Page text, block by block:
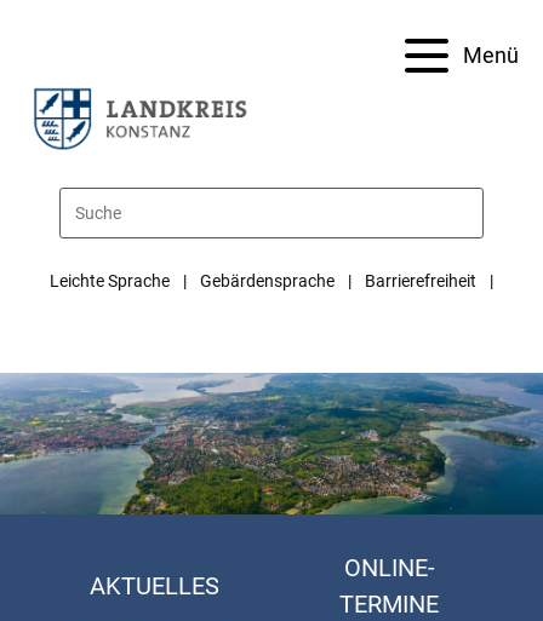
Menü
Leichte Sprache Gebärdensprache Barrierefreiheit
AKTUELLES
ONLINE-
TERMINE